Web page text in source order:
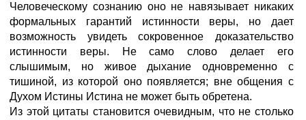
Человеческому сознанию оно не навязывает никаких
формальных гарантий истинности веры, но дает
возможность увидеть сокровенное доказательство
истинности веры. Не само слово делает его
слышимым, но живое дыхание одновременно с
тишиной, из которой оно появляется; вне общения с
Духом Истины Истина не может быть обретена.
Из этой цитаты становится очевидным, что не столько